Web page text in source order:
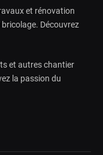
et rénovation
Découvrez
et autres chantier
la passion du